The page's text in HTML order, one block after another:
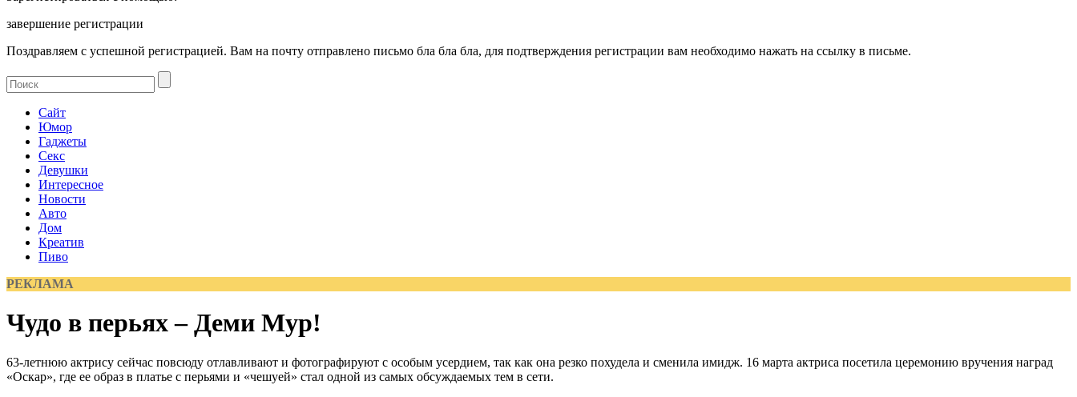
завершение регистрации
Поздравляем с успешной регистрацией. Вам на почту отправлено письмо бла бла бла, для подтверждения регистрации вам необходимо нажать на ссылку в письме.
Сайт
Юмор
Гаджеты
Секс
Девушки
Интересное
Новости
Авто
Дом
Креатив
Пиво
РЕКЛАМА
Чудо в перьях – Деми Мур!
63-летнюю актрису сейчас повсюду отлавливают и фотографируют с особым усердием, так как она резко похудела и сменила имидж. 16 марта актриса посетила церемонию вручения наград
«Оскар», где ее образ в платье с перьями и «чешуей» стал одной из самых обсуждаемых тем в сети.